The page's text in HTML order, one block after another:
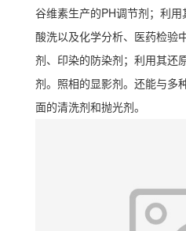
谷维素生产的PH调节剂；利用
酸洗以及化学分析、医药检验
剂、印染的防染剂；利用其还
剂。照相的显影剂。还能与多
面的清洗剂和抛光剂。